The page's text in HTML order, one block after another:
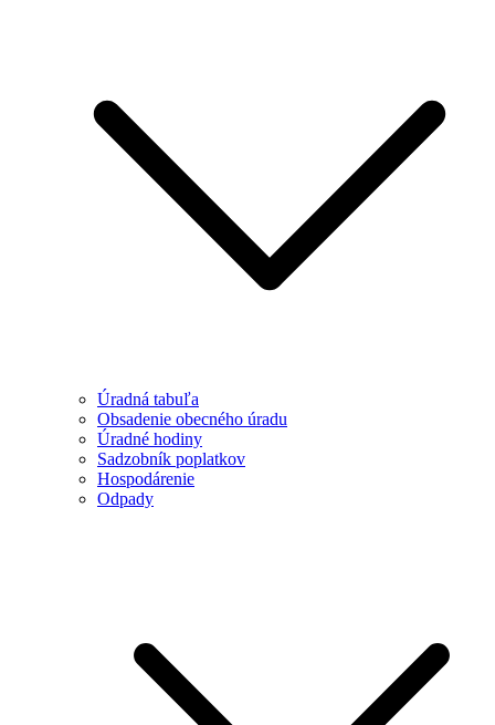
Úradná tabuľa
Obsadenie obecného úradu
Úradné hodiny
Sadzobník poplatkov
Hospodárenie
Odpady